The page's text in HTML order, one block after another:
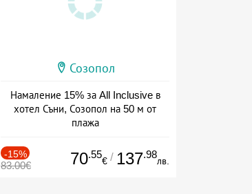
Созопол
Намаление 15% за All Inclusive в
хотел Съни, Созопол на 50 м от
плажа
-15%
83.00€ 70.55
€ / 137.98
лв.